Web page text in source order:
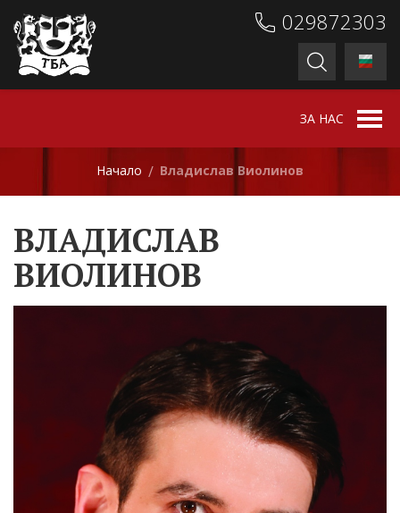
029872303
ЗА НАС
Начало / Владислав Виолинов
ВЛАДИСЛАВ
ВИОЛИНОВ